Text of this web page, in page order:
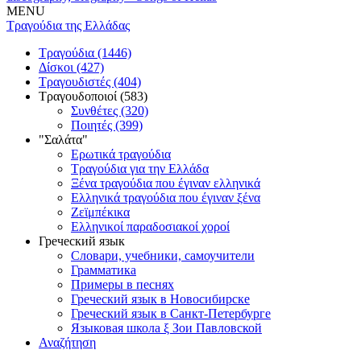
MENU
Τραγούδια της Ελλάδας
Τραγούδια (1446)
Δίσκοι (427)
Τραγουδιστές (404)
Τραγουδοποιοί (583)
Συνθέτες (320)
Ποιητές (399)
"Σαλάτα"
Ερωτικά τραγούδια
Τραγούδια για την Ελλάδα
Ξένα τραγούδια που έγιναν ελληνικά
Ελληνικά τραγούδια που έγιναν ξένα
Ζεϊμπέκικα
Ελληνικοί παραδοσιακοί χοροί
Греческий язык
Словари, учебники, самоучители
Грамматика
Примеры в песнях
Греческий язык в Новосибирске
Греческий язык в Санкт-Петербурге
Языковая школа ξ Зои Павловской
Αναζήτηση